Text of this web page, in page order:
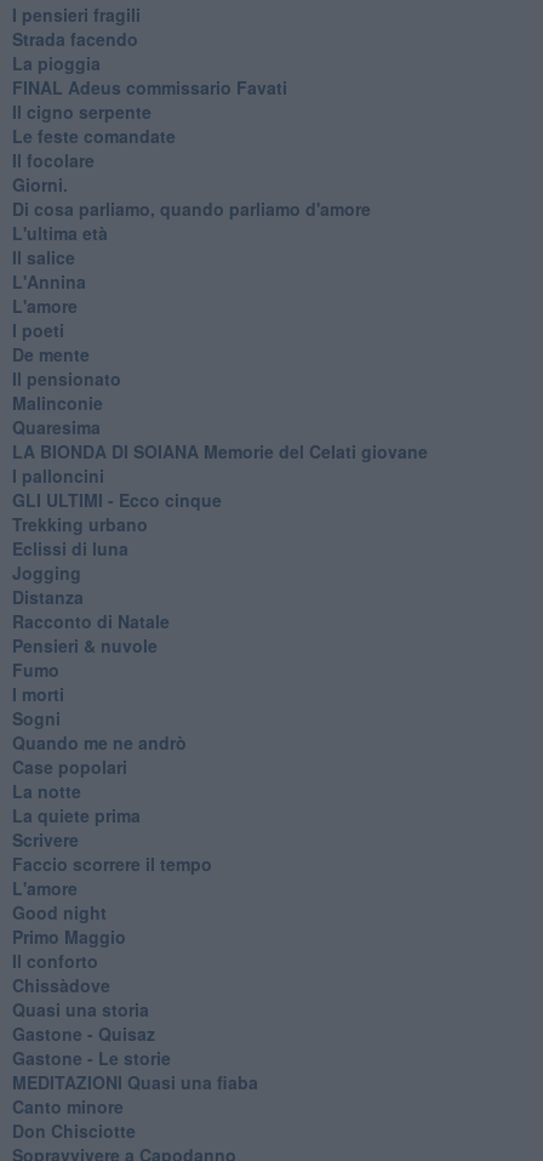
I pensieri fragili
Strada facendo
La pioggia
FINAL Adeus commissario Favati
Il cigno serpente
Le feste comandate
Il focolare
Giorni.
Di cosa parliamo, quando parliamo d'amore
L'ultima età
Il salice
L'Annina
L'amore
I poeti
De mente
Il pensionato
Malinconie
Quaresima
LA BIONDA DI SOIANA Memorie del Celati giovane
I palloncini
GLI ULTIMI - Ecco cinque
Trekking urbano
Eclissi di luna
Jogging
Distanza
Racconto di Natale
Pensieri & nuvole
Fumo
I morti
Sogni
Quando me ne andrò
Case popolari
La notte
La quiete prima
Scrivere
Faccio scorrere il tempo
L'amore
Good night
Primo Maggio
Il conforto
Chissàdove
Quasi una storia
Gastone - Quisaz
Gastone - Le storie
MEDITAZIONI Quasi una fiaba
Canto minore
Don Chisciotte
Sopravvivere a Capodanno